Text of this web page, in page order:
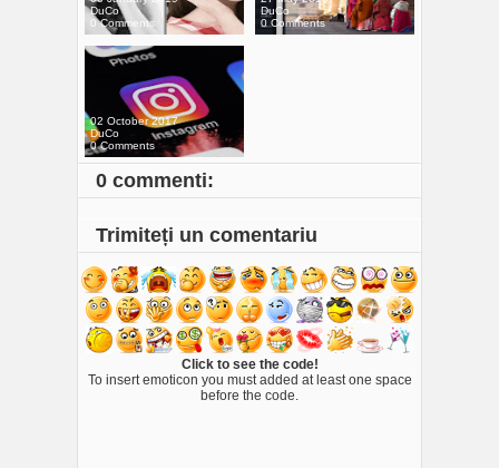
DuCo
0 Comments
DuCo
0 Comments
02 October 2017
DuCo
0 Comments
0 commenti:
Trimiteți un comentariu
Click to see the code!
To insert emoticon you must added at least one space
before the code.